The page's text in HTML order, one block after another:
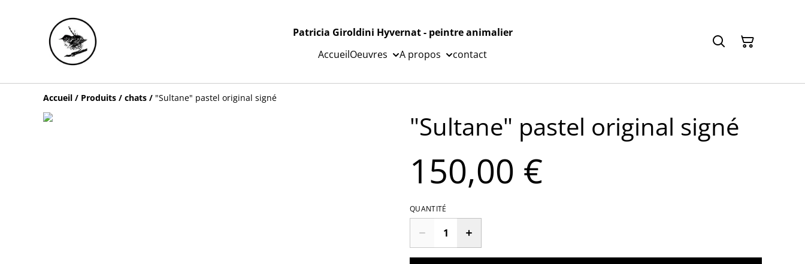
Patricia Giroldini Hyvernat - peintre animalier
AccueilOeuvres A propos contact
Accueil / Produits / chats / "Sultane" pastel original signé
"Sultane" pastel original signé
150,00 €
QUANTITÉ